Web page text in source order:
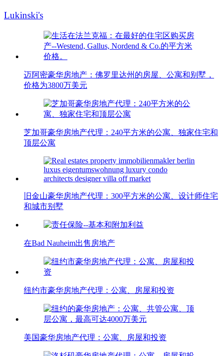
Lukinski's
迈阿密豪华房地产：佛罗里达州的房屋、公寓和别墅，
价格为3800万美元
芝加哥豪华房地产代理：240平方米的公寓、独家住宅和
顶层公寓
旧金山豪华房地产代理：300平方米的公寓、设计师住宅
和城市别墅
在Bad Nauheim出售房地产
纽约市豪华房地产代理：公寓、房屋和投资
美国豪华房地产代理：公寓、房屋和投资